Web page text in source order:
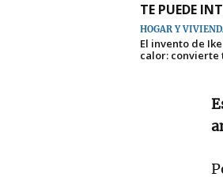
TE PUEDE
HOGAR Y
El invento de
calor: convierte